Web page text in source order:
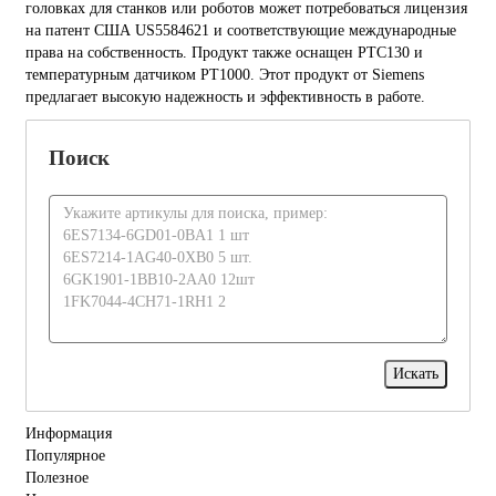
головках для станков или роботов может потребоваться лицензия
на патент США US5584621 и соответствующие международные
права на собственность. Продукт также оснащен PTC130 и
температурным датчиком PT1000. Этот продукт от Siemens
предлагает высокую надежность и эффективность в работе.
Поиск
Информация
Популярное
Полезное